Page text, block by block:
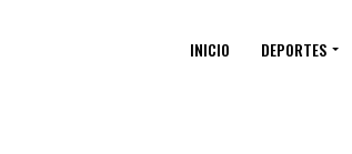
INICIO DEPORTES